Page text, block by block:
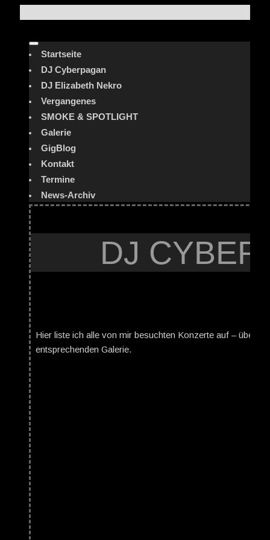
Startseite
DJ Cyberpagan
DJ Elizabeth Nekro
Vergangenes
SMOKE & SPOTLIGHT
Galerie
GigBlog
Kontakt
Termine
News-Archiv
DJ
Hier liste ich alle von mir besuchten Konzerte auf – über
entsprechenden Galerie.